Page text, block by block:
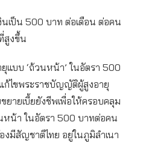
เป็น 500 บาท ต่อเดือน ต่อคน
สูงขึ้น
แบบ ‘ถ้วนหน้า’ ในอัตรา 500
ก้ไขพระราชบัญญัติผู้สูงอายุ
ยายเบี้ยยังชีพเพื่อให้ครอบคลุม
น้า ในอัตรา 500 บาทต่อคน
งมีสัญชาติไทย อยู่ในภูมิลำเนา